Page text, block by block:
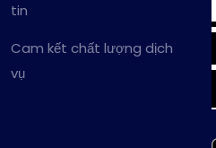
tin
Cam kết chất lượng dịch
vụ